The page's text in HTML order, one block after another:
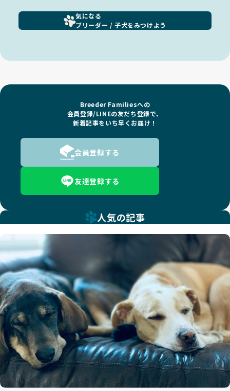
気になる
ブリーダー / 子犬をみつけよう
Breeder Familiesへの
会員登録/LINEの友だち登録で、
新着記事をいち早くお届け！
会員登録する
友達登録する
人気の記事